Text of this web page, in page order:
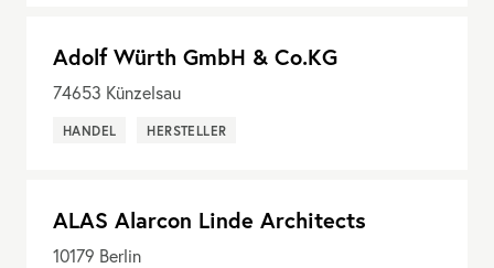
Adolf Würth GmbH & Co.KG
74653 Künzelsau
HANDEL HERSTELLER
ALAS Alarcon Linde Architects
10179 Berlin